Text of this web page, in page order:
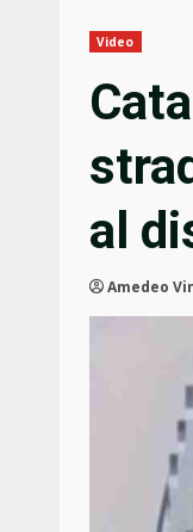
Video
al
Amedeo